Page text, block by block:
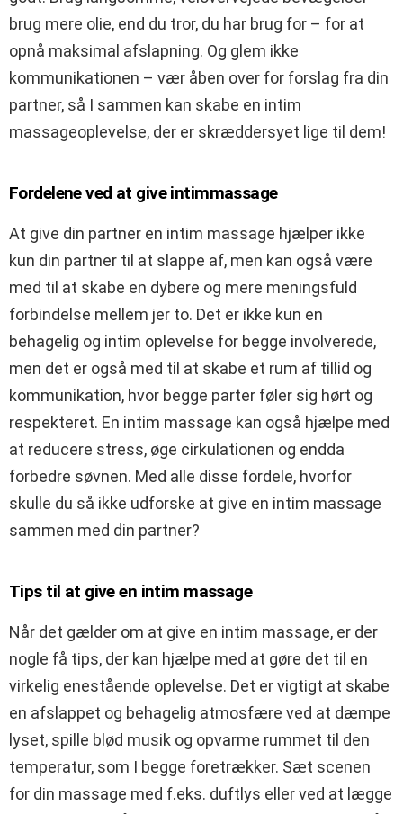
brug mere olie, end du tror, du har brug for – for at
opnå maksimal afslapning. Og glem ikke
kommunikationen – vær åben over for forslag fra din
partner, så I sammen kan skabe en intim
massageoplevelse, der er skræddersyet lige til dem!
Fordelene ved at give intimmassage
At give din partner en intim massage hjælper ikke
kun din partner til at slappe af, men kan også være
med til at skabe en dybere og mere meningsfuld
forbindelse mellem jer to. Det er ikke kun en
behagelig og intim oplevelse for begge involverede,
men det er også med til at skabe et rum af tillid og
kommunikation, hvor begge parter føler sig hørt og
respekteret. En intim massage kan også hjælpe med
at reducere stress, øge cirkulationen og endda
forbedre søvnen. Med alle disse fordele, hvorfor
skulle du så ikke udforske at give en intim massage
sammen med din partner?
Tips til at give en intim massage
Når det gælder om at give en intim massage, er der
nogle få tips, der kan hjælpe med at gøre det til en
virkelig enestående oplevelse. Det er vigtigt at skabe
en afslappet og behagelig atmosfære ved at dæmpe
lyset, spille blød musik og opvarme rummet til den
temperatur, som I begge foretrækker. Sæt scenen
for din massage med f.eks. duftlys eller ved at lægge